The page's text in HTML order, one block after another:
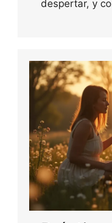
despertar, y